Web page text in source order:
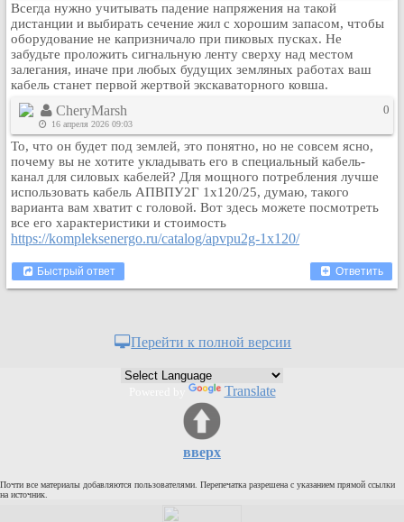
Главная
Поиск
Новые сообщения
Беседы
Игры
Кулинария
Физкультура и спорт
Видео и Кино
Авто. Мото.
Космос
Медицина
Пользователи / Поиск
Организации
Всегда нужно учитывать падение напряжения на такой
дистанции и выбирать сечение жил с хорошим запасом, чтобы
оборудование не капризничало при пиковых пусках. Не
забудьте проложить сигнальную ленту сверху над местом
залегания, иначе при любых будущих земляных работах ваш
кабель станет первой жертвой экскаваторного ковша.
CheryMarsh
16 апреля 2026 09:03
0
То, что он будет под землей, это понятно, но не совсем ясно,
почему вы не хотите укладывать его в специальный кабель-
канал для силовых кабелей? Для мощного потребления лучше
использовать кабель АПВПУ2Г 1х120/25, думаю, такого
варианта вам хватит с головой. Вот здесь можете посмотреть
все его характеристики и стоимость
https://kompleksenergo.ru/catalog/apvpu2g-1x120/
Быстрый ответ Ответить
Перейти к полной версии
Translate
вверх
Почти все материалы добавляются пользователями. Перепечатка разрешена с указанием прямой ссылки
на источник.